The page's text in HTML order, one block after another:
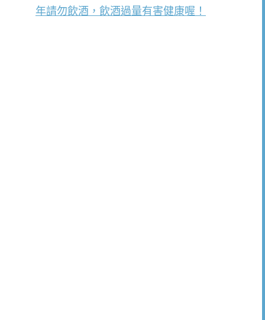
年請勿飲酒，飲酒過量有害健康喔！